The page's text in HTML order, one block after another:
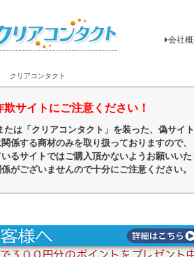
クリアコンタクト
会社
サイトにご注意ください！
は「クリアコンタクト」を装った、偽サイ
係する商材のみを取り扱っておりますので、
るサイトではご購入頂かないようお願いい
がございませんので十分にご注意ください。